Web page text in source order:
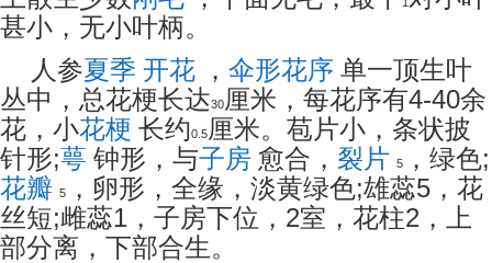
甚小，无小叶柄。
人参夏季 开花 ， 伞形花序 单一顶生叶
丛中，总花梗长达30厘米，每花序有4-40余
花，小花梗 长约0.5厘米。苞片小，条状披
针形;萼 钟形，与子房 愈合， 裂片 5 ，绿色;
花瓣 5 ，卵形，全缘，淡黄绿色;雄蕊5 ，花
丝短;雌蕊1 ，子房下位， 2室，花柱2 ，上
部分离，下部合生。